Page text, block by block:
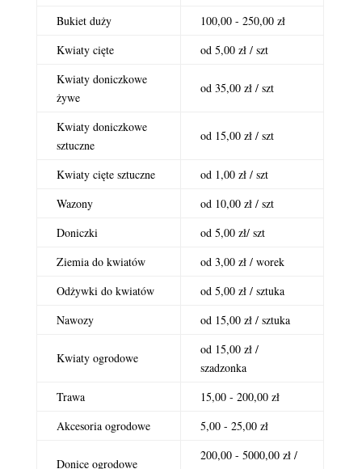
Bukiet duży
100,00 - 250,00 zł
Kwiaty cięte
od 5,00 zł / szt
Kwiaty doniczkowe
żywe
od 35,00 zł / szt
Kwiaty doniczkowe
sztuczne
od 15,00 zł / szt
Kwiaty cięte sztuczne
od 1,00 zł / szt
Wazony
od 10,00 zł / szt
Doniczki
od 5,00 zł/ szt
Ziemia do kwiatów
od 3,00 zł / worek
Odżywki do kwiatów
od 5,00 zł / sztuka
Nawozy
od 15,00 zł / sztuka
Kwiaty ogrodowe
od 15,00 zł /
szadzonka
Trawa
15,00 - 200,00 zł
Akcesoria ogrodowe
5,00 - 25,00 zł
Donice ogrodowe
200,00 - 5000,00 zł /